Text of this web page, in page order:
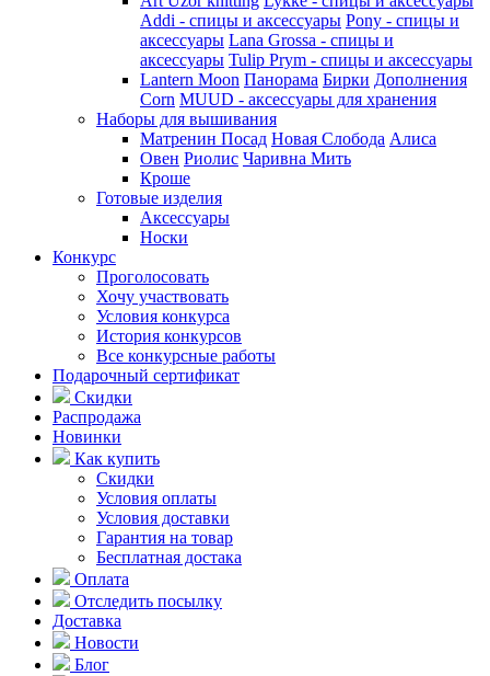
Addi - спицы и аксессуары Pony - спицы и
аксессуары Lana Grossa - спицы и
аксессуары Tulip Prym - спицы и аксессуары
Lantern Moon Панорама Бирки Дополнения
Corn MUUD - аксессуары для хранения
Наборы для вышивания
Матренин Посад Новая Слобода Алиса
Овен Риолис Чаривна Мить
Кроше
Готовые изделия
Аксессуары
Носки
Конкурс
Проголосовать
Хочу участвовать
Условия конкурса
История конкурсов
Все конкурсные работы
Подарочный сертификат
Скидки
Распродажа
Новинки
Как купить
Скидки
Условия оплаты
Условия доставки
Гарантия на товар
Бесплатная достака
Оплата
Отследить посылку
Доставка
Новости
Блог